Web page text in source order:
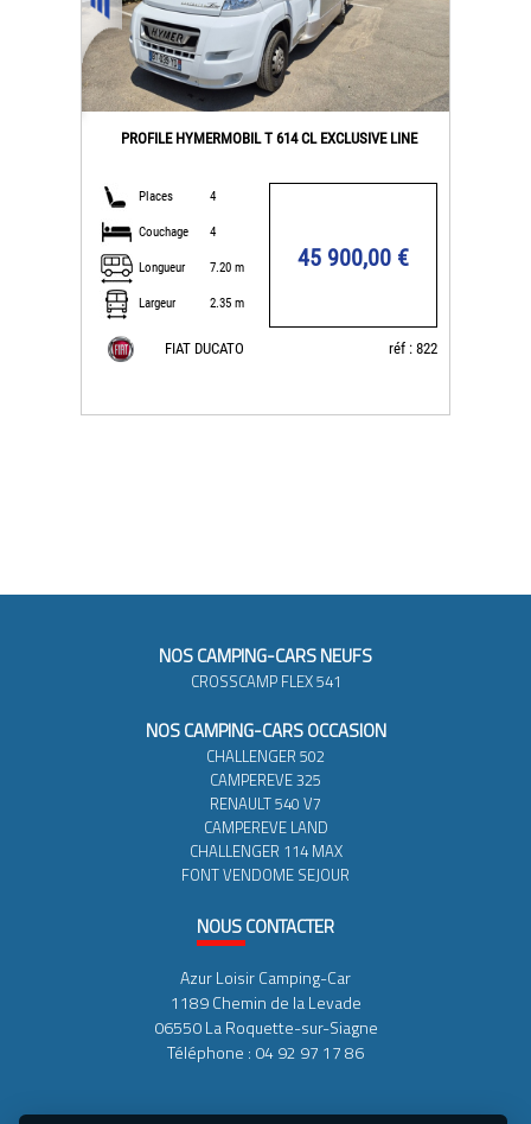
PROFILE HYMERMOBIL T 614 CL EXCLUSIVE LINE
Places 4
Couchage 4
Longueur 7.20 m
Largeur 2.35 m
45 900,00 €
FIAT DUCATO réf : 822
NOS CAMPING-CARS NEUFS
CROSSCAMP FLEX 541
NOS CAMPING-CARS OCCASION
CHALLENGER 502
CAMPEREVE 325
RENAULT 540 V7
CAMPEREVE LAND
CHALLENGER 114 MAX
FONT VENDOME SEJOUR
NOUSCONTACTER
Azur Loisir Camping-Car
1189 Chemin de la Levade
06550 La Roquette-sur-Siagne
Téléphone : 04 92 97 17 86